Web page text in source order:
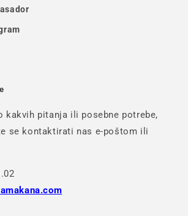
kakvih pitanja ili posebne potrebe,
se kontaktirati nas e-poštom ili